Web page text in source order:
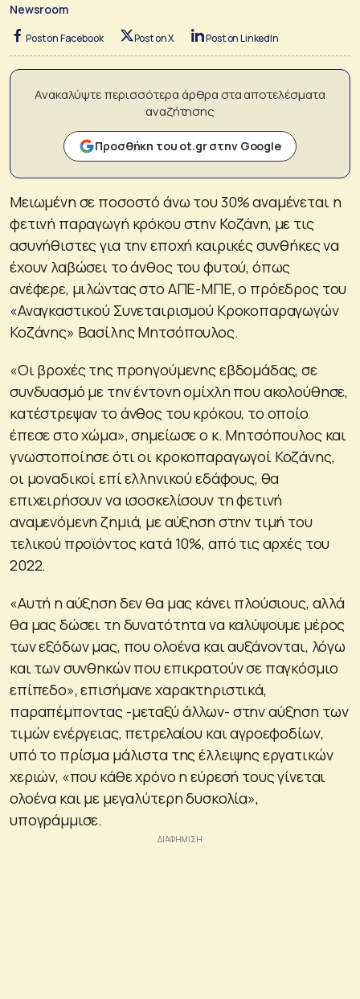
Newsroom
Post on Facebook Post on X Post on LinkedIn
Ανακαλύψτε περισσότερα άρθρα στα αποτελέσματα
αναζήτησης
Προσθήκη του ot.gr στην Google
Μειωμένη σε ποσοστό άνω του 30% αναμένεται η
φετινή παραγωγή κρόκου στην Κοζάνη, με τις
ασυνήθιστες για την εποχή καιρικές συνθήκες να
έχουν λαβώσει το άνθος του φυτού, όπως
ανέφερε, μιλώντας στο ΑΠΕ-ΜΠΕ, ο πρόεδρος του
«Αναγκαστικού Συνεταιρισμού Κροκοπαραγωγών
Κοζάνης» Βασίλης Μητσόπουλος.
«Οι βροχές της προηγούμενης εβδομάδας, σε
συνδυασμό με την έντονη ομίχλη που ακολούθησε,
κατέστρεψαν το άνθος του κρόκου, το οποίο
έπεσε στο χώμα», σημείωσε ο κ. Μητσόπουλος και
γνωστοποίησε ότι οι κροκοπαραγωγοί Κοζάνης,
οι μοναδικοί επί ελληνικού εδάφους, θα
επιχειρήσουν να ισοσκελίσουν τη φετινή
αναμενόμενη ζημιά, με αύξηση στην τιμή του
τελικού προϊόντος κατά 10%, από τις αρχές του
2022.
«Αυτή η αύξηση δεν θα μας κάνει πλούσιους, αλλά
θα μας δώσει τη δυνατότητα να καλύψουμε μέρος
των εξόδων μας, που ολοένα και αυξάνονται, λόγω
και των συνθηκών που επικρατούν σε παγκόσμιο
επίπεδο», επισήμανε χαρακτηριστικά,
παραπέμποντας -μεταξύ άλλων- στην αύξηση των
τιμών ενέργειας, πετρελαίου και αγροεφοδίων,
υπό το πρίσμα μάλιστα της έλλειψης εργατικών
χεριών, «που κάθε χρόνο η εύρεσή τους γίνεται
ολοένα και με μεγαλύτερη δυσκολία»,
υπογράμμισε.